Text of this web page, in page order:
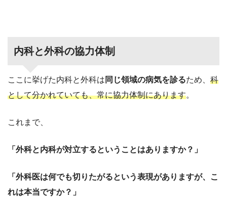
内科と外科の協力体制
ここに挙げた内科と外科は 同じ領域の病気を診るため、 科
として分かれていても、常に協力体制にあります。
これまで、
「外科と内科が対立するということはありますか？」
「外科医は何でも切りたがるという表現がありますが、こ
れは本当ですか？」